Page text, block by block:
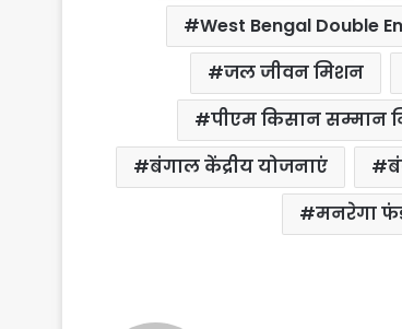
p
s
t
West Bengal Double
जल जीवन मिशन
पीएम किसान सम्मान
बंगाल केंद्रीय योजनाएं
मनरेगा